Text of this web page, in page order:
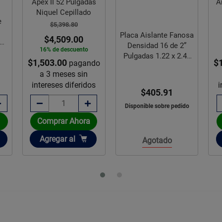
Apex II 52 Pulgadas
Niquel Cepillado
$5,398.80
$4,509.00
16% de descuento
$1,503.00pagando
a 3 meses sin
intereses diferidos
Comprar Ahora
Añadir
Agregar al
Placa Aislante Fanosa
Densidad 16 de 2”
Pulgadas 1.22 x 2.44
$405.91
Disponible sobre pedido
Agotado